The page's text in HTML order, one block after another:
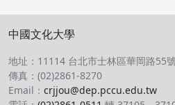
中國文化大學
地址：11114 台北市士林區華岡路55
傳真：(02)2861-8270
Email： crjjou@dep.pccu.edu.tw